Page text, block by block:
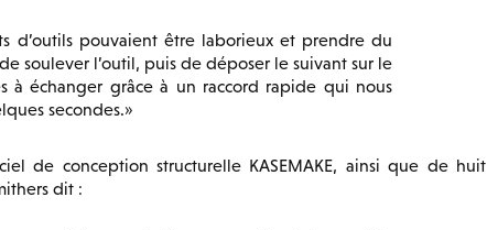
d’outils pouvaient être laborieux et prendre du
soulever l’outil, puis de déposer le suivant sur le
à échanger grâce à un raccord rapide qui nous
secondes.
de conception structurelle KASEMAKE, ainsi que de huit
dit :